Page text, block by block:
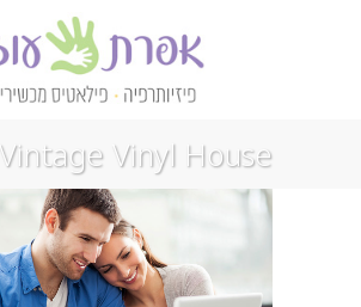
Vintage Vinyl House